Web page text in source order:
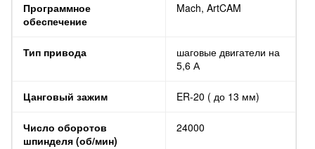
Программное
обеспечение
Mach, ArtCAM
Тип привода
шаговые двигатели на
5,6 А
Цанговый зажим ER-20 ( до 13 мм)
Число оборотов
шпинделя (об/мин)
24000